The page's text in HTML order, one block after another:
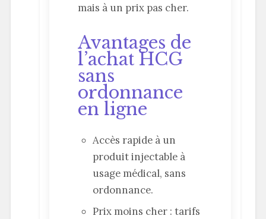
mais à un prix pas cher.
Avantages de
l’achat HCG
sans
ordonnance
en ligne
Accès rapide à un
produit injectable à
usage médical, sans
ordonnance.
Prix moins cher : tarifs